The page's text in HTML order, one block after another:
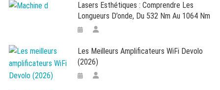
Lasers Esthétiques : Comprendre Les
Longueurs D’onde, Du 532 Nm Au 1064 Nm
Les Meilleurs Amplificateurs WiFi Devolo
(2026)